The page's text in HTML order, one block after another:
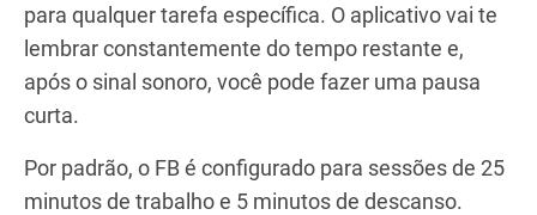
para qualquer tarefa específica. O aplicativo vai te
lembrar constantemente do tempo restante e,
após o sinal sonoro, você pode fazer uma pausa
curta.
Por padrão, o FB é configurado para sessões de 25
minutos de trabalho e 5 minutos de descanso.